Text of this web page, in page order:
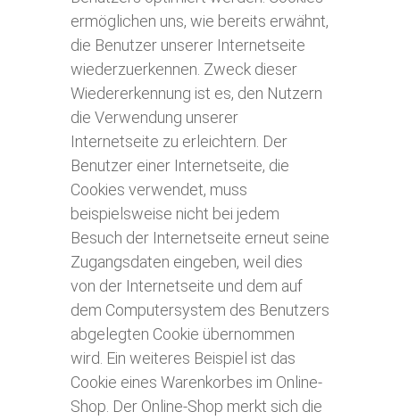
ermöglichen uns, wie bereits erwähnt,
die Benutzer unserer Internetseite
wiederzuerkennen. Zweck dieser
Wiedererkennung ist es, den Nutzern
die Verwendung unserer
Internetseite zu erleichtern. Der
Benutzer einer Internetseite, die
Cookies verwendet, muss
beispielsweise nicht bei jedem
Besuch der Internetseite erneut seine
Zugangsdaten eingeben, weil dies
von der Internetseite und dem auf
dem Computersystem des Benutzers
abgelegten Cookie übernommen
wird. Ein weiteres Beispiel ist das
Cookie eines Warenkorbes im Online-
Shop. Der Online-Shop merkt sich die